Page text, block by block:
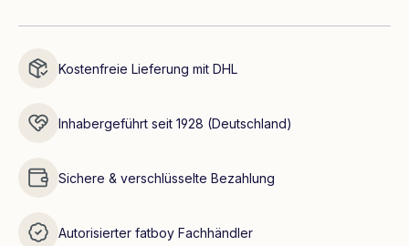
Kostenfreie Lieferung mit DHL
Inhabergeführt seit 1928 (Deutschland)
Sichere & verschlüsselte Bezahlung
Autorisierter fatboy Fachhändler